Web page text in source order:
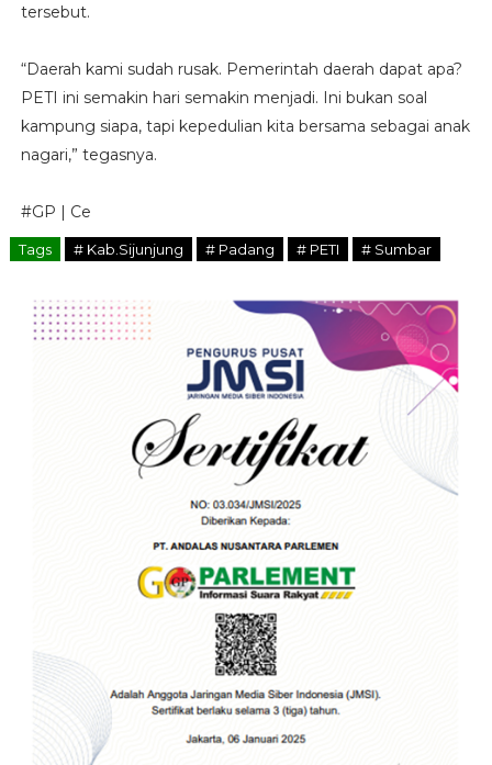
tersebut.
“Daerah kami sudah rusak. Pemerintah daerah dapat apa?
PETI ini semakin hari semakin menjadi. Ini bukan soal
kampung siapa, tapi kepedulian kita bersama sebagai anak
nagari,” tegasnya.
#GP | Ce
Tags # Kab.Sijunjung # Padang # PETI # Sumbar